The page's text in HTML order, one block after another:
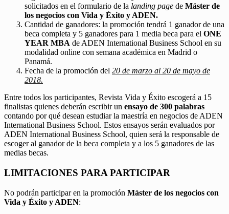
solicitados en el formulario de la landing page de Máster de
los negocios con Vida y Éxito y ADEN.
Cantidad de ganadores: la promoción tendrá 1 ganador de una
beca completa y 5 ganadores para 1 media beca para el ONE
YEAR MBA de ADEN International Business School en su
modalidad online con semana académica en Madrid o
Panamá.
Fecha de la promoción del 20 de marzo al 20 de mayo de
2018.
Entre todos los participantes, Revista Vida y Éxito escogerá a 15
finalistas quienes deberán escribir un ensayo de 300 palabras
contando por qué desean estudiar la maestría en negocios de ADEN
International Business School. Estos ensayos serán evaluados por
ADEN International Business School, quien será la responsable de
escoger al ganador de la beca completa y a los 5 ganadores de las
medias becas.
LIMITACIONES PARA PARTICIPAR
No podrán participar en la promoción Máster de los negocios con
Vida y Éxito y ADEN: